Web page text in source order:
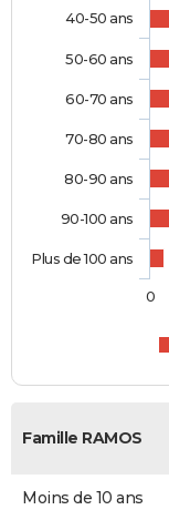
40-50 ans
50-60 ans
60-70 ans
70-80 ans
80-90 ans
90-100 ans
Plus de 100 ans
0
Famille RAMOS
Moins de 10 ans